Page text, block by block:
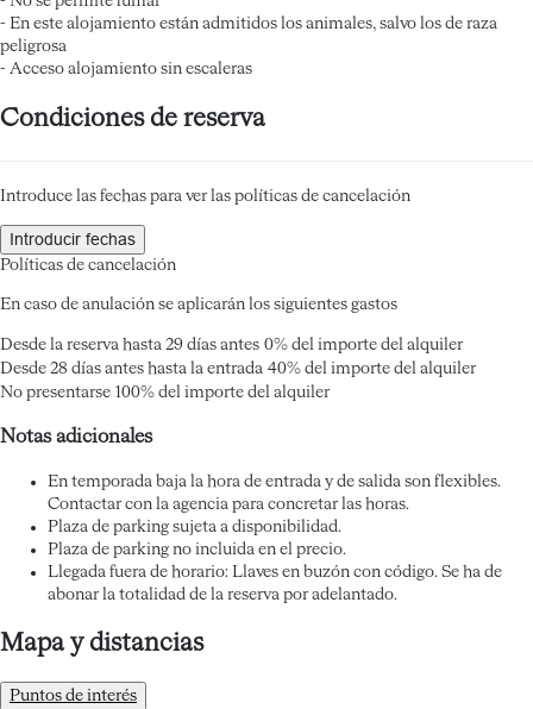
- En este alojamiento están admitidos los animales, salvo los de raza
peligrosa
- Acceso alojamiento sin escaleras
Condiciones de reserva
Introduce las fechas para ver las políticas de cancelación
Introducir fechas
Políticas de cancelación
En caso de anulación se aplicarán los siguientes gastos
Desde la reserva hasta 29 días antes 0% del importe del alquiler
Desde 28 días antes hasta la entrada 40% del importe del alquiler
No presentarse 100% del importe del alquiler
Notas adicionales
En temporada baja la hora de entrada y de salida son flexibles.
Contactar con la agencia para concretar las horas.
Plaza de parking sujeta a disponibilidad.
Plaza de parking no incluida en el precio.
Llegada fuera de horario: Llaves en buzón con código. Se ha de
abonar la totalidad de la reserva por adelantado.
Mapa y distancias
Puntos de interés